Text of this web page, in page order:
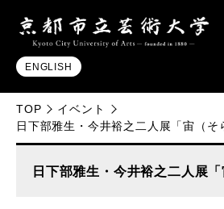
ENGLISH
TOP
イベント
日下部雅生・今井裕之二人展「宙（そ
日下部雅生・今井裕之二人展「